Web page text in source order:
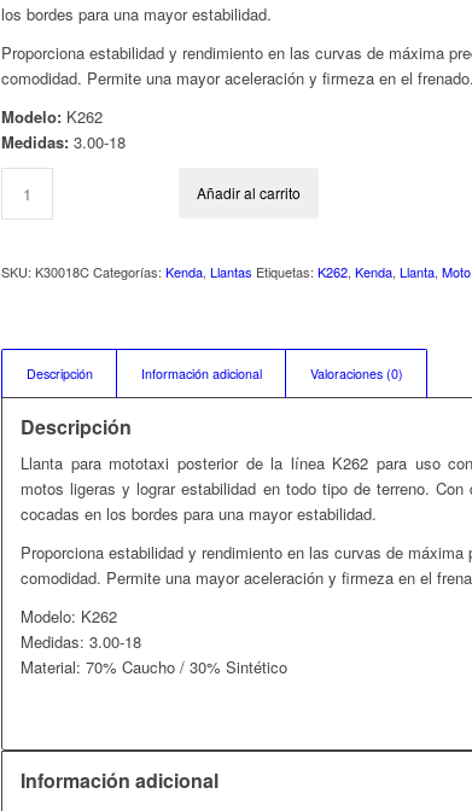
los bordes para una mayor estabilidad.
Proporciona estabilidad y rendimiento en las curvas de máxima
comodidad. Permite una mayor aceleración y firmeza en el frenado.
Modelo: K262
Medidas: 3.00-18
Añadir al carrito
SKU:K30018C Categorías:Kenda,Llantas Etiquetas:K262,Kenda,Llanta,Moto
Descripción Información adicional Valoraciones (0)
Descripción
Llanta para mototaxi posterior de la línea K262 para uso
motos ligeras y lograr estabilidad en todo tipo de terreno.
cocadas en los bordes para una mayor estabilidad.
Proporciona estabilidad y rendimiento en las curvas de máxima
comodidad. Permite una mayor aceleración y firmeza en el
Modelo: K262
Medidas: 3.00-18
Material: 70% Caucho / 30% Sintético
Información adicional